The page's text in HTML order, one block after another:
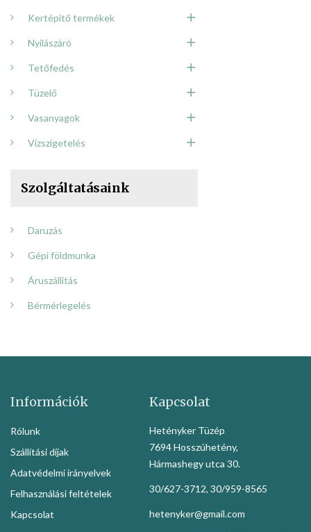
Kertépítő termékek
Nyílászáró
Tetőfedés
Tüzelő
Vasanyagok
Vízszigetelés
Szolgáltatásaink
Daruzás
Gépi földmunka
Áruszállítás
Bérmérlegelés
Információk
Rólunk
Szállítási díjak
Adatvédelmi irányelvek
Felhasználási feltételek
Kapcsolat
Kapcsolat
Hetényker Tüzép
7694 Hosszúhetény,
Hármashegy utca 30.
30/627-3712, 30/959-8565
hetenyker@gmail.com